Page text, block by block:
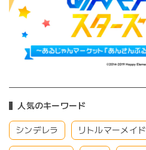
人気のキーワード
シンデレラ リトルマーメイド